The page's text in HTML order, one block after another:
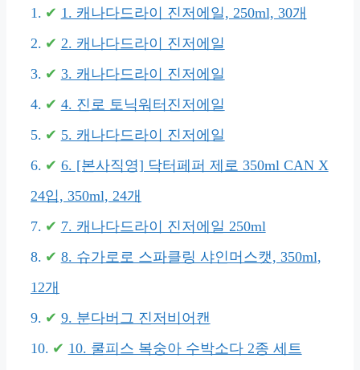
1. 캐나다드라이 진저에일, 250ml, 30개
2. 캐나다드라이 진저에일
3. 캐나다드라이 진저에일
4. 진로 토닉워터진저에일
5. 캐나다드라이 진저에일
6. [본사직영] 닥터페퍼 제로 350ml CAN X
24입, 350ml, 24개
7. 캐나다드라이 진저에일 250ml
8. 슈가로로 스파클링 샤인머스캣, 350ml,
12개
9. 분다버그 진저비어캔
10. 쿨피스 복숭아 수박소다 2종 세트